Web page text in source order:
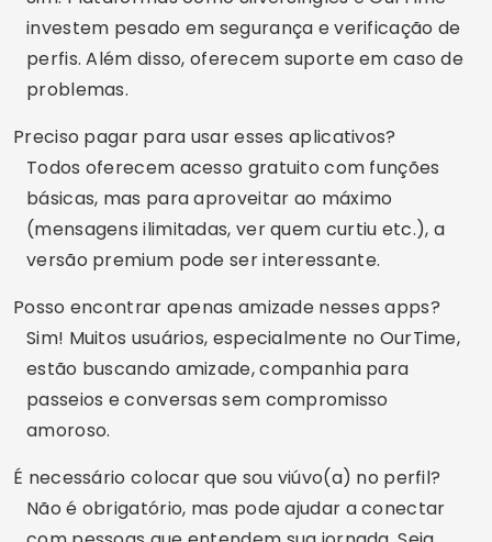
você mesmo e compartilhe o que se sentir
confortável.
Conclusão
Encontrar um novo amor ou recomeçar não tem
idade nem regras. Se você está pronto(a) para
dar esse passo, explore os aplicativos com
tranquilidade, sempre respeitando seu tempo e
sentimentos. E lembre-se: o importante é se
sentir bem, seja para uma nova amizade ou para
uma nova história de amor.
Experimente os apps recomendados e veja
qual combina mais com você. Salve esta
página e volte sempre para conferir novas
dicas!